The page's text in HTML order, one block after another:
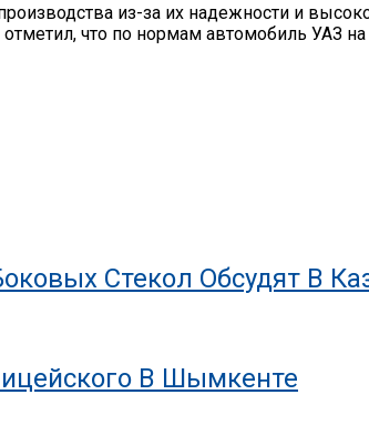
из-за их надежности и
что по нормам автомобиль УАЗ
Стекол Обсудят В
В Шымкенте